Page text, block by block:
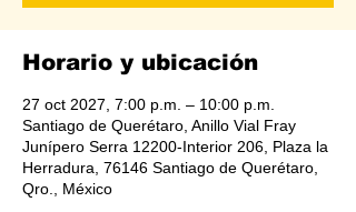
Horario y ubicación
27 oct 2027, 7:00 p.m. – 10:00 p.m.
Santiago de Querétaro, Anillo Vial Fray
Junípero Serra 12200-Interior 206, Plaza la
Herradura, 76146 Santiago de Querétaro,
Qro., México